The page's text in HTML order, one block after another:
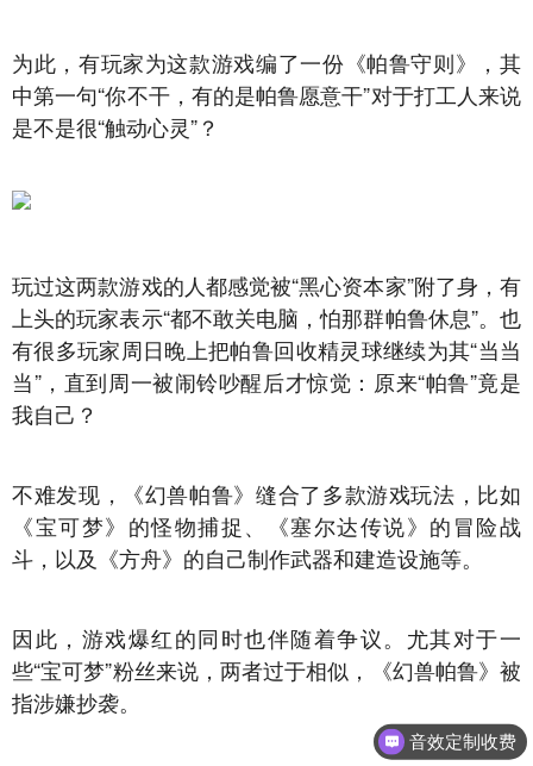
为此，有玩家为这款游戏编了一份《帕鲁守则》，其
中第一句“你不干，有的是帕鲁愿意干”对于打工人来说
是不是很“触动心灵”？
玩过这两款游戏的人都感觉被“黑心资本家”附了身，有
上头的玩家表示“都不敢关电脑，怕那群帕鲁休息”。也
有很多玩家周日晚上把帕鲁回收精灵球继续为其“当当
当”，直到周一被闹铃吵醒后才惊觉：原来“帕鲁”竟是
我自己？
不难发现，《幻兽帕鲁》缝合了多款游戏玩法，比如
《宝可梦》的怪物捕捉、《塞尔达传说》的冒险战
斗，以及《方舟》的自己制作武器和建造设施等。
因此，游戏爆红的同时也伴随着争议。尤其对于一
些“宝可梦”粉丝来说，两者过于相似，《幻兽帕鲁》被
指涉嫌抄袭。
音效定制收费